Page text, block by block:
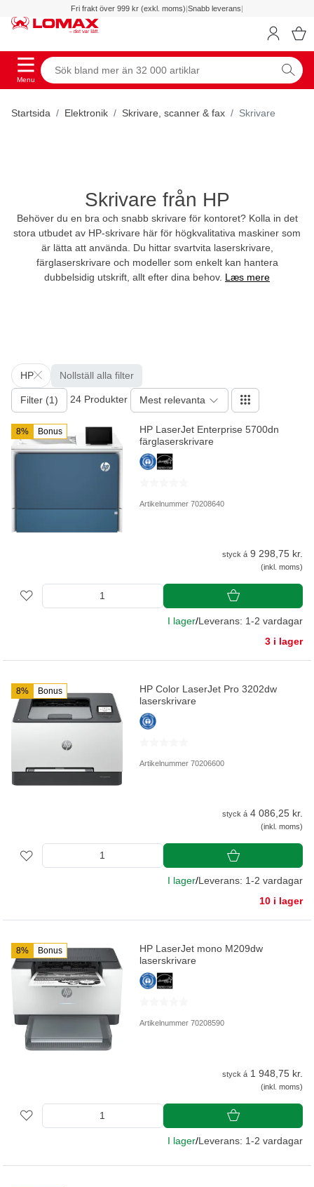
Fri frakt över 999 kr (exkl. moms)|Snabb leverans|
Menu
Startsida Elektronik Skrivare, scanner & fax Skrivare
Skrivare från HP
Behöver du en bra och snabb skrivare för kontoret? Kolla in det
stora utbudet av HP-skrivare här för högkvalitativa maskiner som
är lätta att använda. Du hittar svartvita laserskrivare,
färglaserskrivare och modeller som enkelt kan hantera
dubbelsidig utskrift, allt efter dina behov. Læs mere
HP Nollställ alla filter
Filter (1) 24 Produkter Mest relevanta
8% Bonus
HP LaserJet Enterprise 5700dn
färglaserskrivare
Artikelnummer 70208640
styck á 9 298,75 kr.
(inkl. moms)
I lager/Leverans: 1-2 vardagar
3 i lager
8% Bonus
HP Color LaserJet Pro 3202dw
laserskrivare
Artikelnummer 70206600
styck á 4 086,25 kr.
(inkl. moms)
I lager/Leverans: 1-2 vardagar
10 i lager
8% Bonus
HP LaserJet mono M209dw
laserskrivare
Artikelnummer 70208590
styck á 1 948,75 kr.
(inkl. moms)
I lager/Leverans: 1-2 vardagar